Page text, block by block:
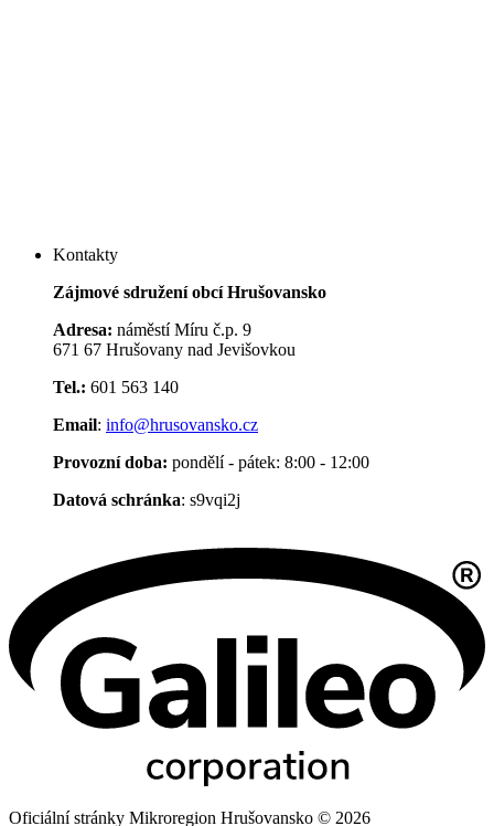
Kontakty
Zájmové sdružení obcí Hrušovansko
Adresa: náměstí Míru č.p. 9
671 67 Hrušovany nad Jevišovkou
Tel.: 601 563 140
Email: info@hrusovansko.cz
Provozní doba: pondělí - pátek: 8:00 - 12:00
Datová schránka: s9vqi2j
Oficiální stránky Mikroregion Hrušovansko © 2026